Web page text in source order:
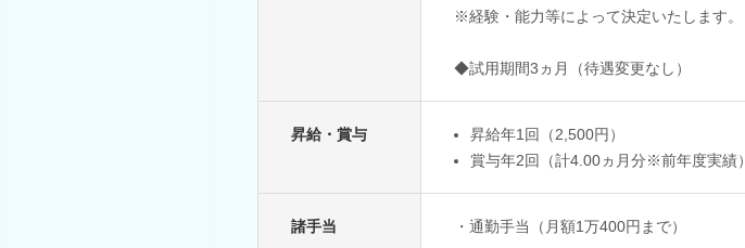
※経験・能力等によって決定いたします。
◆試用期間3ヵ月（待遇変更なし）
昇給・賞与
昇給年1回（2,500円）
賞与年2回（計4.00ヵ月分※前年度実績）
諸手当 ・通勤手当（月額1万400円まで）